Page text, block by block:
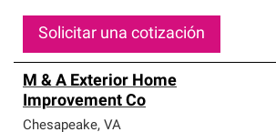
Solicitar una cotización
M & A Exterior Home
Improvement Co
Chesapeake, VA